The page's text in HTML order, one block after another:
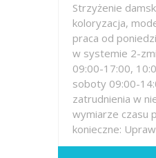
Strzyżenie
koloryzacja,
praca od
w systemie 2-
09:00-17:00,
soboty 09:00-
zatrudnienia w
wymiarze czasu
konieczne: